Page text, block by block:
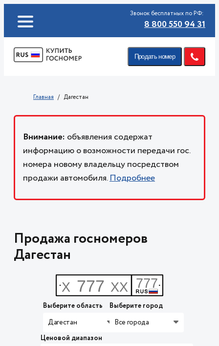
Звонок бесплатных по РФ:
8 800 550 94 31
Продать номер
Главная Дагестан
Внимание: объявления содержат
информацию о возможности передачи гос.
номера новому владельцу посредством
продажи автомобиля.Подробнее
Продажа госномеров
Дагестан
Выберите область
Дагестан
Выберите город
Все города
Ценовой диапазон